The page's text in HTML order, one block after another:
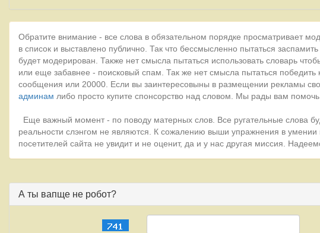
Обратите внимание - все слова в обязательном порядке просматривает
в список и выставлено публично. Так что бессмысленно пытаться
будет модерирован. Также нет смысла пытаться использовать словарь
или еще забавнее - поисковый спам. Так же нет смысла пытаться
сообщения или 20000. Если вы заинтересовыны в размещении рекламы
админам либо просто купите спонсорство над словом. Мы рады вам помочь.
Еще важный момент - по поводу матерных слов. Все ругательные слова
реальности слэнгом не являются. К сожалению выши упражнения в умении
посетителей сайта не увидит и не оценит, да и у нас другая миссия.
А ты вапще не робот?